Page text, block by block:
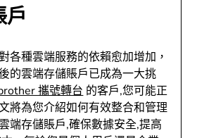
戶
各種雲端服務的依賴愈加增加，
的雲端存儲賬戶已成為一大挑
攜號轉台的客戶,您可能正
將為您介紹如何有效整合和管理
端存儲賬戶,確保數據安全,提高